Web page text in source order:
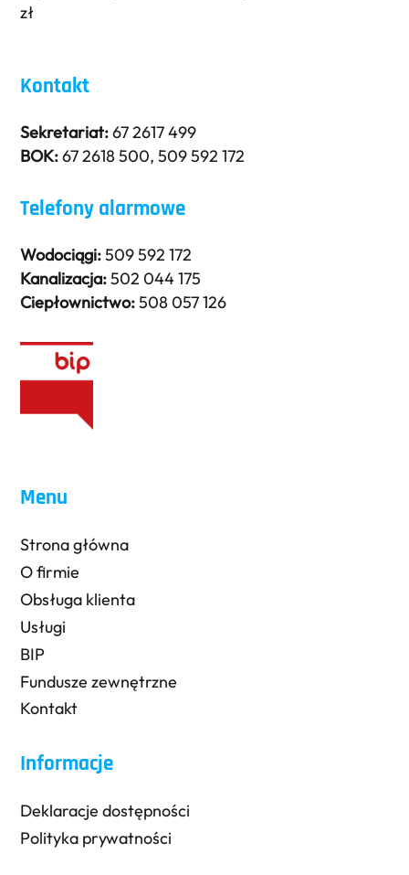
zł
Kontakt
Sekretariat:67 2617 499
BOK:67 2618 500,509 592 172
Telefony alarmowe
Wodociągi:509 592 172
Kanalizacja:502 044 175
Ciepłownictwo:508 057 126
Menu
Strona główna
O firmie
Obsługa klienta
Usługi
BIP
Fundusze zewnętrzne
Kontakt
Informacje
Deklaracje dostępności
Polityka prywatności